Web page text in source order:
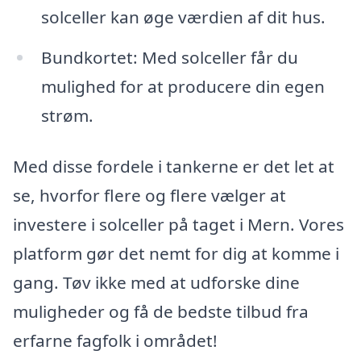
solceller kan øge værdien af dit hus.
Bundkortet: Med solceller får du
mulighed for at producere din egen
strøm.
Med disse fordele i tankerne er det let at
se, hvorfor flere og flere vælger at
investere i solceller på taget i Mern. Vores
platform gør det nemt for dig at komme i
gang. Tøv ikke med at udforske dine
muligheder og få de bedste tilbud fra
erfarne fagfolk i området!